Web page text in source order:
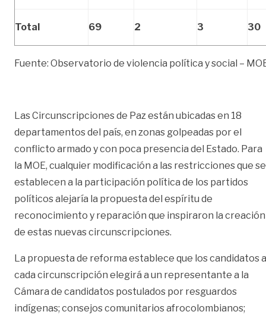
Total 69 2 3 30
Fuente: Observatorio de violencia política y social –
Las Circunscripciones de Paz están ubicadas en 18
departamentos del país, en zonas golpeadas por el
conflicto armado y con poca presencia del Estado. Para
la MOE, cualquier modificación a las restricciones que se
establecen a la participación política de los partidos
políticos alejaría la propuesta del espíritu de
reconocimiento y reparación que inspiraron la creación
de estas nuevas circunscripciones.
La propuesta de reforma establece que los candidatos a
cada circunscripción elegirá a un representante a la
Cámara de candidatos postulados por resguardos
indígenas; consejos comunitarios afrocolombianos;